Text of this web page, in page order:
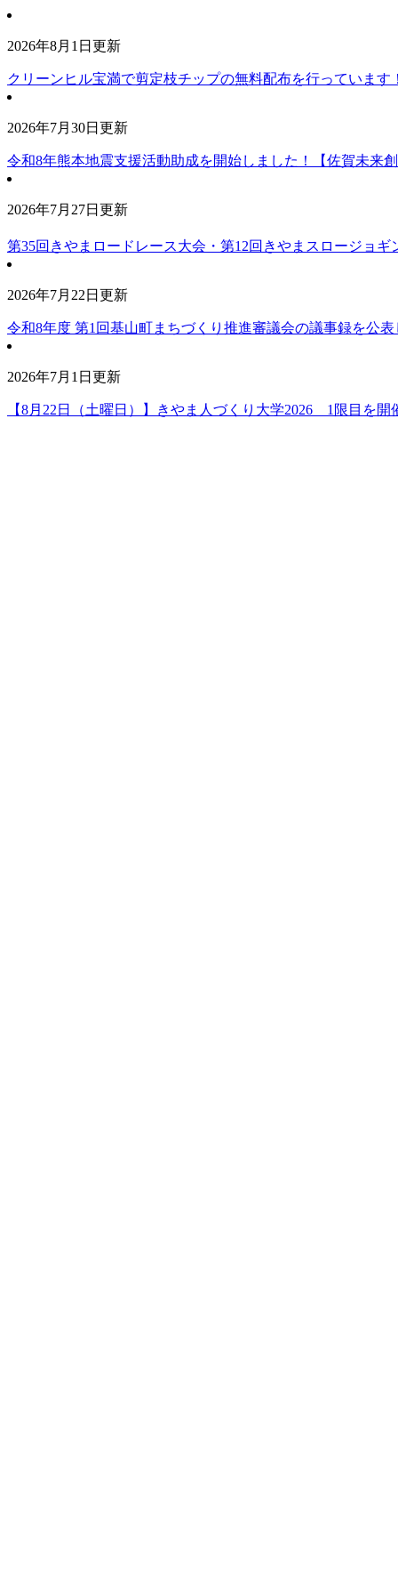
2026年8月1日更新
クリーンヒル宝満で剪定枝チップの無料配布を行っています
2026年7月30日更新
令和8年熊本地震支援活動助成を開始しました！【佐賀未来
2026年7月27日更新
第35回きやまロードレース大会・第12回きやまスロージョ
2026年7月22日更新
令和8年度 第1回基山町まちづくり推進審議会の議事録を公表
2026年7月1日更新
【8月22日（土曜日）】きやま人づくり大学2026 1限目を開